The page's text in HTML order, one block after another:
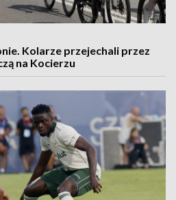
Kolarze przejechali przez
na Kocierzu